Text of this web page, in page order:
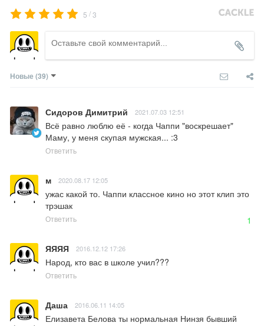
5 /3
Новые (39)
Сидоров Димитрий 2021.07.03 12:51
Всё равно люблю её - когда Чаппи "воскрешает"
Маму, у меня скупая мужская... :3
Ответить
м 2020.08.17 12:05
ужас какой то. Чаппи классное кино но этот клип это
трэшак
Ответить 1
ЯЯЯЯ 2016.12.12 17:26
Народ, кто вас в школе учил???
Ответить
Даша 2016.06.11 14:05
Елизавета Белова ты нормальная Нинзя бывший